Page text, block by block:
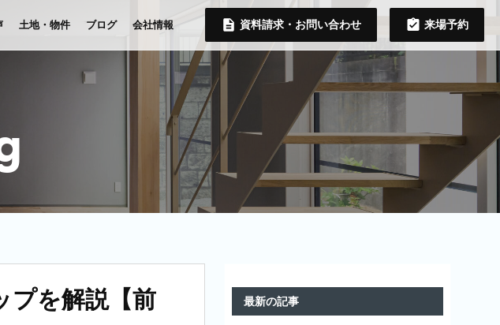
土地・物件 ブログ 会社情報 資料請求・お問い合わせ 来場予約
プを解説【前
最新の記事